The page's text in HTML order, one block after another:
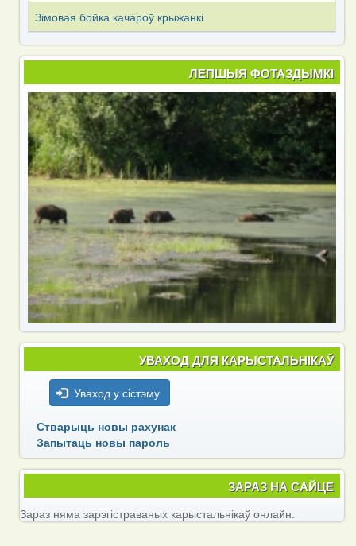
Зімовая бойка качароў крыжанкі
ЛЕПШЫЯ ФОТАЗДЫМКІ
УВАХОД ДЛЯ КАРЫСТАЛЬНІКАЎ
Уваход у сістэму
Стварыць новы рахунак
Запытаць новы пароль
ЗАРАЗ НА САЙЦЕ
Зараз няма зарэгістраваных карыстальнікаў онлайн.